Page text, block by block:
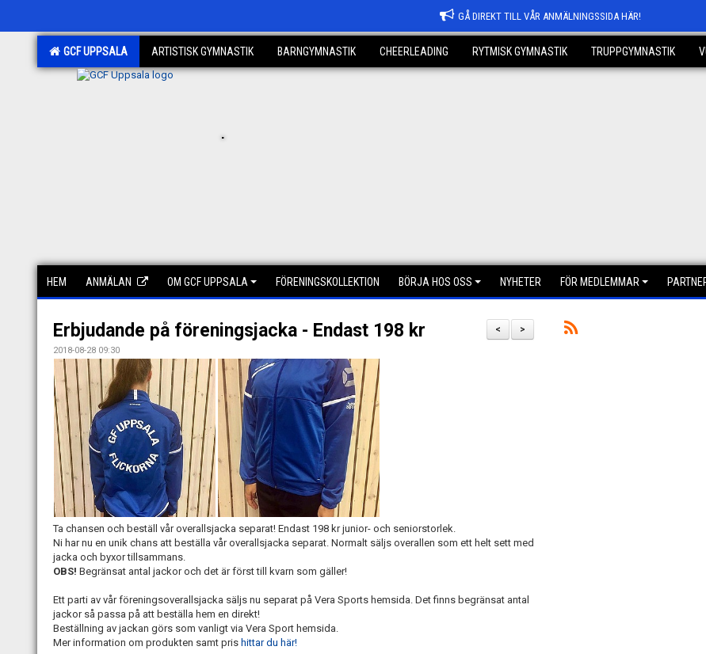
GÅ DIREKT TILL VÅR ANMÄLNINGSSIDA HÄR!
GCF UPPSALA ARTISTISK GYMNASTIK BARNGYMNASTIK CHEERLEADING RYTMISK GYMNASTIK TRUPPGYMNASTIK
.
HEM ANMÄLAN OM GCF UPPSALA FÖRENINGSKOLLEKTION BÖRJA HOS OSS NYHETER FÖR MEDLEMMAR
>
<
Erbjudande på föreningsjacka - Endast 198 kr
2018-08-28 09:30
Ta chansen och beställ vår overallsjacka separat! Endast 198 kr junior- och seniorstorlek.
Ni har nu en unik chans att beställa vår overallsjacka separat. Normalt säljs overallen som ett helt sett med
jacka och byxor tillsammans.
OBS! Begränsat antal jackor och det är först till kvarn som gäller!
Ett parti av vår föreningsoverallsjacka säljs nu separat på Vera Sports hemsida. Det finns begränsat antal
jackor så passa på att beställa hem en direkt!
Beställning av jackan görs som vanligt via Vera Sport hemsida.
Mer information om produkten samt pris hittar du här!